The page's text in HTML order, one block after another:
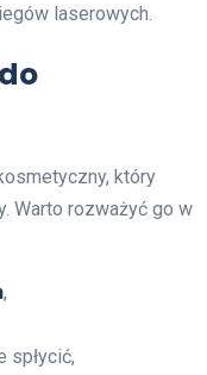
laserowych.
który
Warto rozważyć go w
,
spłycić,